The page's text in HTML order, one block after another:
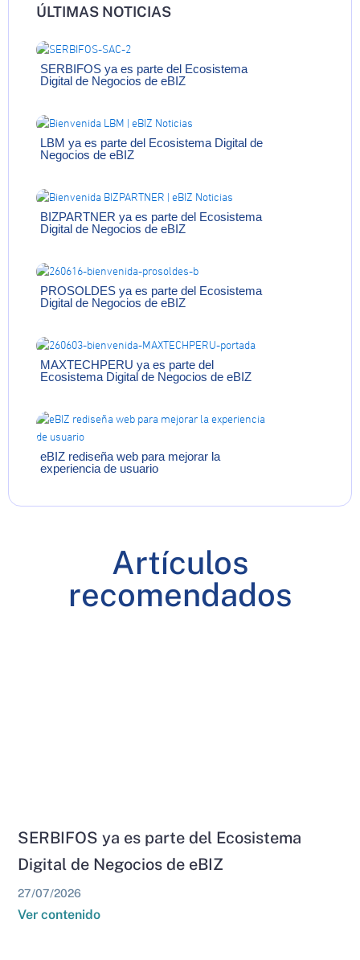
ÚLTIMAS NOTICIAS
SERBIFOS ya es parte del Ecosistema
Digital de Negocios de eBIZ
LBM ya es parte del Ecosistema Digital de
Negocios de eBIZ
BIZPARTNER ya es parte del Ecosistema
Digital de Negocios de eBIZ
PROSOLDES ya es parte del Ecosistema
Digital de Negocios de eBIZ
MAXTECHPERU ya es parte del
Ecosistema Digital de Negocios de eBIZ
eBIZ rediseña web para mejorar la
experiencia de usuario
Artículos
recomendados
SERBIFOS ya es parte del Ecosistema
Digital de Negocios de eBIZ
27/07/2026
Ver contenido